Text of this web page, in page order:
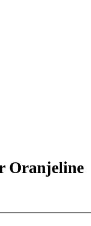
Oranjeline